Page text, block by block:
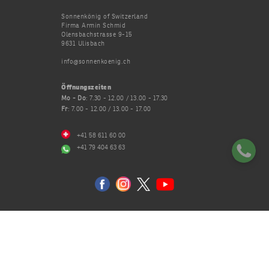
Sonnenkönig of Switzerland
Firma Armin Schmid
Olensbachstrasse 9-15
9631 Ulisbach
info@sonnenkoenig.ch
Öffnungszeiten
Mo - Do: 7.30 - 12.00 / 13.00 - 17.30
Fr: 7.00 - 12.00 / 13.00 - 17.00
+41 58 611 60 00
+41 79 404 63 63